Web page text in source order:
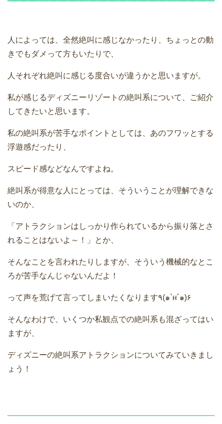
人によっては、全然絶叫に感じなかったり、ちょっとの動
きでもダメって方もいたりで、
人それぞれ絶叫に感じる度合いが違うかと思いますが。
私が感じるディズニーリゾートの絶叫系について、ご紹介
してきたいと思います。
私の絶叫系が苦手なポイントとしては、あのフワッとする
浮遊感だったり、
スピード感などなんですよね。
絶叫系が得意な人にとっては、そういうことが理解できな
いのか、
「アトラクションはしっかり作られているから振り落とさ
れることはないよ～！」とか、
そんなことを言われたりしますが、そういう機械的なとこ
ろが苦手なんじゃないんだよ！
って声を荒げて言ってしまいたくなります٩(๑`н´๑)۶
そんなわけで、いくつか私観点での絶叫系も混ざってはい
ますが、
ディズニーの絶叫系アトラクションについてみていきまし
ょう！